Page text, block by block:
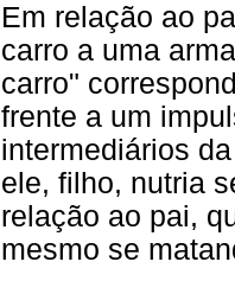
Em relação ao
carro a uma
carro"
frente a um
intermediários
ele, filho, nutria
relação ao pai,
mesmo se